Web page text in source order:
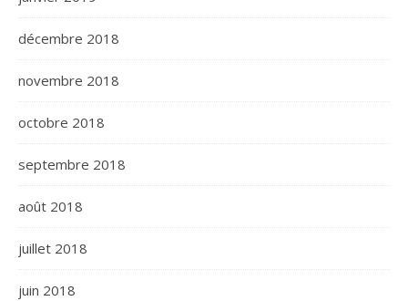
décembre 2018
novembre 2018
octobre 2018
septembre 2018
août 2018
juillet 2018
juin 2018